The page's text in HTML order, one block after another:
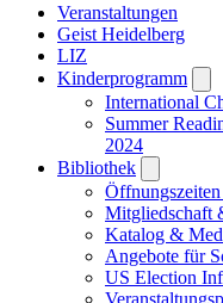
Veranstaltungen
Geist Heidelberg
LIZ
Kinderprogramm
International
Summer
2024
Bibliothek
submenu
Mitgliedschaft
Katalog &
Angebote für
US Election